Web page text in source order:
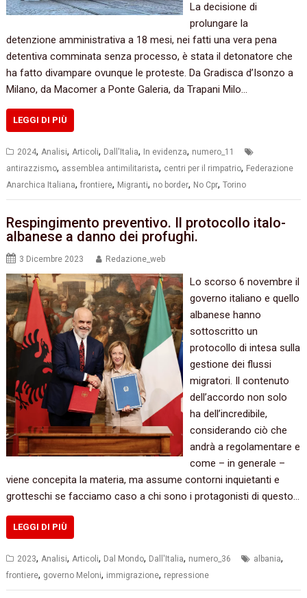
La decisione di
prolungare la
detenzione amministrativa a 18 mesi, nei fatti una vera pena
detentiva comminata senza processo, è stata il detonatore che
ha fatto divampare ovunque le proteste. Da Gradisca d’Isonzo a
Milano, da Macomer a Ponte Galeria, da Trapani Milo…
LEGGI DI PIÙ
2024,Analisi,Articoli, Dall'Italia, In evidenza, numero_11
antirazzismo, assemblea antimilitarista, centri per il rimpatrio, Federazione
Anarchica Italiana,frontiere, Migranti, no border, No Cpr,Torino
Respingimento preventivo. Il protocollo italo-
albanese a danno dei profughi.
3 Dicembre 2023 Redazione_web
Lo scorso 6 novembre il
governo italiano e quello
albanese hanno
sottoscritto un
protocollo di intesa sulla
gestione dei flussi
migratori. Il contenuto
dell’accordo non solo
ha dell’incredibile,
considerando ciò che
andrà a regolamentare e
come – in generale –
viene concepita la materia, ma assume contorni inquietanti e
grotteschi se facciamo caso a chi sono i protagonisti di questo…
LEGGI DI PIÙ
2023, Analisi, Articoli, Dal Mondo, Dall'Italia, numero_36 albania,
frontiere, governo Meloni, immigrazione, repressione